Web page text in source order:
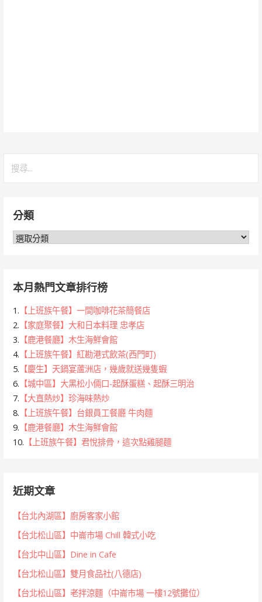
字:分類
分
本月熱門文章排行榜
1. 【上班族午餐】一間咖啡花茶簡餐店
2. 【家庭聚餐】大和日本料理 忠孝店
3. 【鹿港餐廳】木生海鮮會館
4. 【上班族午餐】紅勘港式飲茶(西門町)
5. 【慶生】天鍋宴蘆洲店，幾歲就送幾隻蝦
6. 【城中區】大黑松小倆口-起酥蛋糕、起酥三明治
7. 【大直熱炒】珍海味熱炒
8. 【上班族午餐】台銀員工餐廳 牛肉麵
9. 【鹿港餐廳】木生海鮮會館
10. 【上班族午餐】君悅排骨，這次點雞腿麵
近期文章
【台北內湖區】廚房客家小館
【台北松山區】中崙市場 Chill 韓式小吃
【台北中山區】Dine in Cafe
【台北松山區】雙月食品社(八德店)
【台北松山區】老拌涼麵（中崙市場 一樓12號攤位）